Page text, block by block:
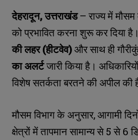
देहरादून, उत्तराखंड– राज्य में मौसम
को प्रभावित करना शुरू कर दिया है।
की लहर(हीटवेव) और साथ ही
का अलर्ट जारी किया है। अधिकारियों
विशेष सतर्कता बरतने की अपील की
मौसम विभाग के अनुसार, आगामी
क्षेत्रों में तापमान सामान्य से5 से6